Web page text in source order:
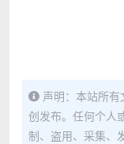
声明：本站所
创发布。任何个人
制、盗用、采集、